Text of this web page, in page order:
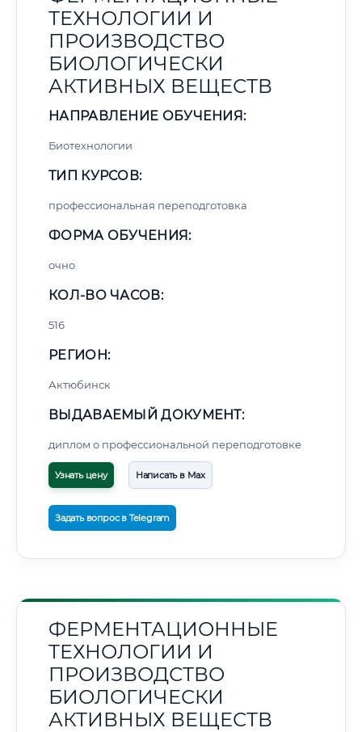
ТЕХНОЛОГИИ И
ПРОИЗВОДСТВО
БИОЛОГИЧЕСКИ
АКТИВНЫХ ВЕЩЕСТВ
НАПРАВЛЕНИЕ ОБУЧЕНИЯ:
Биотехнологии
ТИП КУРСОВ:
профессиональная переподготовка
ФОРМА ОБУЧЕНИЯ:
очно
КОЛ-ВО ЧАСОВ:
516
РЕГИОН:
Актюбинск
ВЫДАВАЕМЫЙ ДОКУМЕНТ:
диплом о профессиональной переподготовке
Узнать цену Написать в Max
Задать вопрос в Telegram
ФЕРМЕНТАЦИОННЫЕ
ТЕХНОЛОГИИ И
ПРОИЗВОДСТВО
БИОЛОГИЧЕСКИ
АКТИВНЫХ ВЕЩЕСТВ